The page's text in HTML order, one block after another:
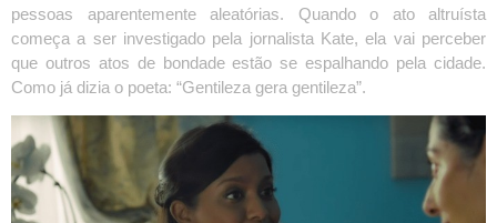
pessoas aparentemente aleatórias. Quando o ato altruísta
começa a ser investigado pela jornalista Kate, ela vai perceber
que outros atos de bondade estão se espalhando pela cidade.
Como já dizia o poeta: “Gentileza gera gentileza”.